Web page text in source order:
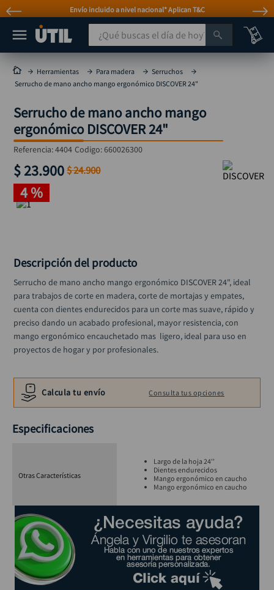
Envío incluido a nivel nacional* Aplican T&C
¿Qué buscas el día de hoy?
Herramientas Para madera
Serruchos
Serrucho de mano ancho mango ergonómico DISCOVER 24"
Serrucho de mano ancho mango
ergonómico DISCOVER 24"
Referencia:4404 Codigo:660026300
$23.900 $24.900
4 %
Descripción del producto
Serrucho de mano ancho mango ergonómico DISCOVER 24", ideal
para trabajos de corte en madera, corte de mortajas y empates,
cuenta con dientes endurecidos para un corte mas suave, rápido y
preciso dando un acabado profesional, mayor resistencia, con
mango ergonómico encauchetado mas  ligero, ideal para uso en
proyectos de hogar y por profesionales.
Calcula tu envío Consulta tus opciones
Especificaciones
Otras Características
Largo de la hoja 24''
Dientes endurecidos
Mango ergonómico en caucho
Mango ergonómico en caucho
MÁS BUSCADOS
taladro
taladros pulidoras
compresor
broca
sierra circular
hidrolavadora
taladro inalámbrico
llave impacto